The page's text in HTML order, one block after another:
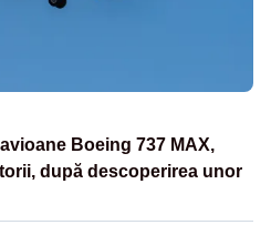
Boeing 737 MAX,
după descoperirea unor